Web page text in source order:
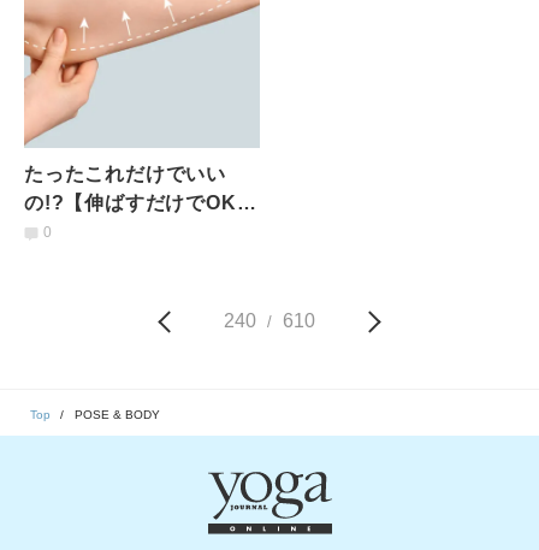
たったこれだけでいい
の!?【伸ばすだけでOK】
ぷよぷよ二の腕がキュッ
0
240 / 610
Top POSE & BODY